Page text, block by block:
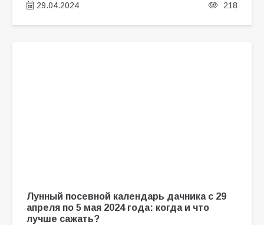
29.04.2024 218
Лунный посевной календарь дачника с 29
апреля по 5 мая 2024 года: когда и что
лучше сажать?